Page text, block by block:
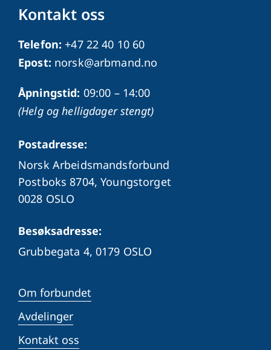
Kontakt oss
Telefon: +47 22 40 10 60
Epost: norsk@arbmand.no
Åpningstid: 09:00 – 14:00
(Helg og helligdager stengt)
Postadresse:
Norsk Arbeidsmandsforbund
Postboks 8704, Youngstorget
0028 OSLO
Besøksadresse:
Grubbegata 4,0179 OSLO
Om forbundet
Avdelinger
Kontakt oss